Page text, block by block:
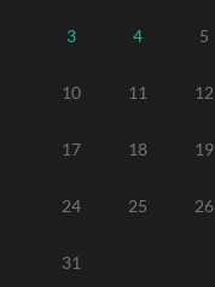
3 4 5
10 11 12
17 18 19
24 25 26
31